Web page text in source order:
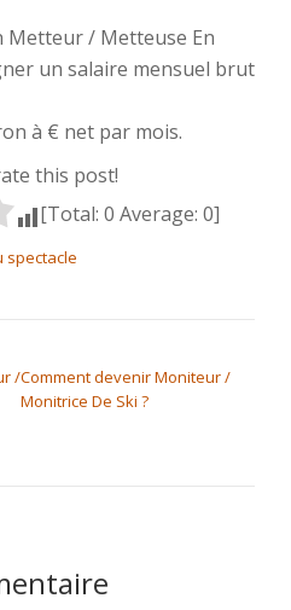
Metteur / Metteuse En
un salaire mensuel brut
à € net par mois.
this post!
[Total: 0 Average: 0]
spectacle
/Comment devenir Moniteur /
Monitrice De Ski ?